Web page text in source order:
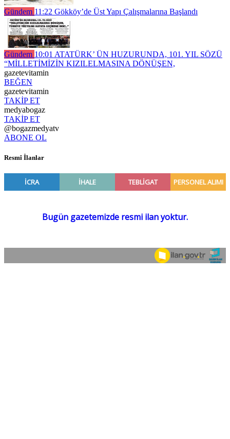
Gündem 11:22 Gökköy’de Üst Yapı Çalışmalarına Başlandı
Gündem 10:01 ATATÜRK’ ÜN HUZURUNDA, 101. YIL SÖZÜ
“MİLLETİMİZİN KIZILELMASINA DÖNÜŞEN,
gazetevitamin
BEĞEN
gazetevitamin
TAKİP ET
medyabogaz
TAKİP ET
@bogazmedyatv
ABONE OL
Resmî İlanlar